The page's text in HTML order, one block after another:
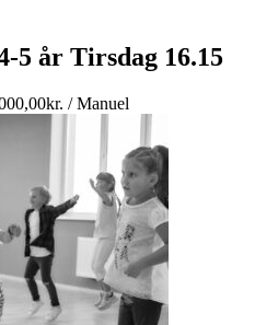
5 år Tirsdag 16.15
kr. / Manuel
289,00kr.
Måned
til
3.000,00kr.
/
Manuel